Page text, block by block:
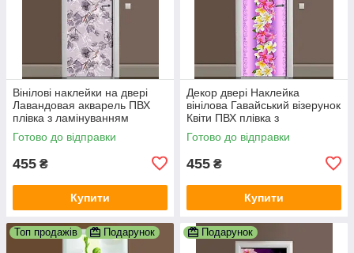
Вінілові наклейки на двері
Лавандовая акварель ПВХ
плівка з ламінуванням
600х1800 мм Квіти
Фіолетовий
Готово до відправки
455 ₴
Купити
Декор двері Наклейка
вінілова Гавайський візерунок
Квіти ПВХ плівка з
ламінуванням 600х1800 мм
квіти Фіолетовий
Готово до відправки
455 ₴
Купити
Топ продажів Подарунок Подарунок